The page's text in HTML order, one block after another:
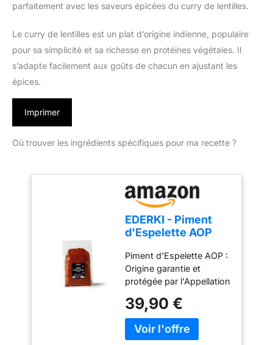
parfaitement avec les saveurs épicées du curry de lentilles.
Le curry de lentilles est un plat d’origine indienne, populaire
pour sa simplicité et sa richesse en protéines végétales. Il
s’adapte facilement aux goûts de chacun en ajustant les
épices.
Imprimer
Où trouver les ingrédients spécifiques pour ma recette ?
EDERKI - Piment
d'Espelette AOP
Piment d'Espelette AOP :
Origine garantie et
protégée par l'Appellation
(AOP), cultivé et
transformé au Pays
Basque selon un savoir-
39,90 €